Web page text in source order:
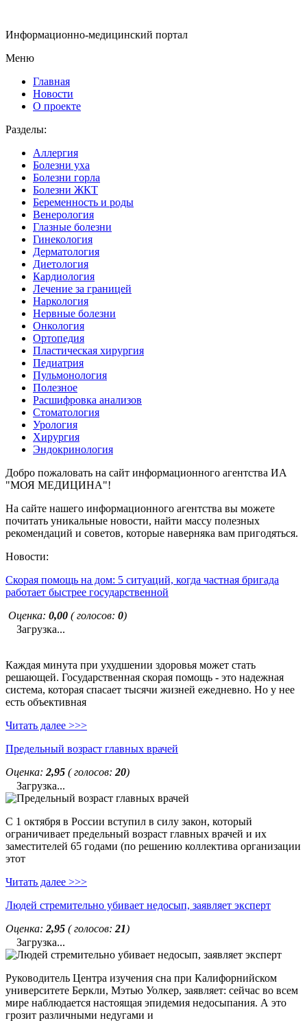
Информационно-медицинский портал
Меню
Главная
Новости
О проекте
Разделы:
Аллергия
Болезни уха
Болезни горла
Болезни ЖКТ
Беременность и роды
Венерология
Глазные болезни
Гинекология
Дерматология
Диетология
Кардиология
Лечение за границей
Наркология
Нервные болезни
Онкология
Ортопедия
Пластическая хирургия
Педиатрия
Пульмонология
Полезное
Расшифровка анализов
Стоматология
Урология
Хирургия
Эндокринология
Добро пожаловать на сайт информационного агентства ИА
"МОЯ МЕДИЦИНА"!
На сайте нашего информационного агентства вы можете
почитать уникальные новости, найти массу полезных
рекомендаций и советов, которые наверняка вам пригодяться.
Новости:
Скорая помощь на дом: 5 ситуаций, когда частная бригада
работает быстрее государственной
Оценка: 0,00 ( голосов: 0)
Загрузка...
Каждая минута при ухудшении здоровья может стать
решающей. Государственная скорая помощь - это надежная
система, которая спасает тысячи жизней ежедневно. Но у нее
есть объективная
Читать далее >>>
Предельный возраст главных врачей
Оценка: 2,95 ( голосов: 20)
Загрузка...
С 1 октября в России вступил в силу закон, который
ограничивает предельный возраст главных врачей и их
заместителей 65 годами (по решению коллектива организации
этот
Читать далее >>>
Людей стремительно убивает недосып, заявляет эксперт
Оценка: 2,95 ( голосов: 21)
Загрузка...
Руководитель Центра изучения сна при Калифорнийском
университете Беркли, Мэтью Уолкер, заявляет: сейчас во всем
мире наблюдается настоящая эпидемия недосыпания. А это
грозит различными недугами и